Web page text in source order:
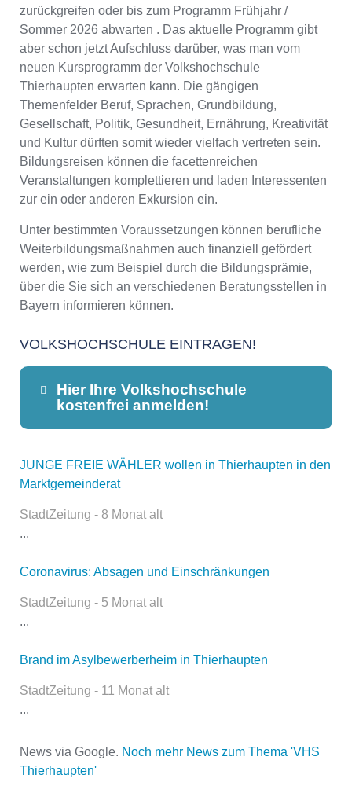
zurückgreifen oder bis zum Programm Frühjahr /
Sommer 2026 abwarten . Das aktuelle Programm gibt
aber schon jetzt Aufschluss darüber, was man vom
neuen Kursprogramm der Volkshochschule
Thierhaupten erwarten kann. Die gängigen
Themenfelder Beruf, Sprachen, Grundbildung,
Gesellschaft, Politik, Gesundheit, Ernährung, Kreativität
und Kultur dürften somit wieder vielfach vertreten sein.
Bildungsreisen können die facettenreichen
Veranstaltungen komplettieren und laden Interessenten
zur ein oder anderen Exkursion ein.
Unter bestimmten Voraussetzungen können berufliche
Weiterbildungsmaßnahmen auch finanziell gefördert
werden, wie zum Beispiel durch die Bildungsprämie,
über die Sie sich an verschiedenen Beratungsstellen in
Bayern informieren können.
VOLKSHOCHSCHULE EINTRAGEN!
Hier Ihre Volkshochschule
kostenfrei anmelden!
Dieser Teil dient lediglich zur
Kontaktaufnahme und ist nicht
Name*
JUNGE FREIE WÄHLER wollen in Thierhaupten in den
Marktgemeinderat
StadtZeitung - 8 Monat alt
...
Coronavirus: Absagen und Einschränkungen
StadtZeitung - 5 Monat alt
...
Brand im Asylbewerberheim in Thierhaupten
StadtZeitung - 11 Monat alt
...
News via Google. Noch mehr News zum Thema 'VHS
Thierhaupten'